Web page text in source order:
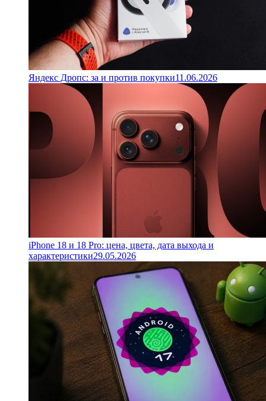
Яндекс Дропс: за и против покупки11.06.2026
iPhone 18 и 18 Pro: цена, цвета, дата выхода и
характеристики29.05.2026